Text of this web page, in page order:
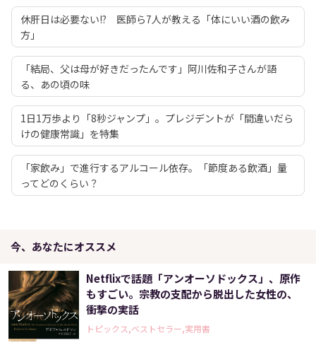
休肝日は必要ない!? 医師ら7人が教える「体にいい酒の飲み
方」
「結局、父は母が好きだったんです」阿川佐和子さんが語
る、あの頃の味
1日1万歩より「8秒ジャンプ」。プレジデントが「間違いだら
けの健康常識」を特集
「家飲み」で進行するアルコール依存。「節度ある飲酒」量
ってどのくらい？
今、あなたにオススメ
Netflixで話題「アンオーソドックス」、原作
もすごい。宗教の支配から脱出した女性の、
衝撃の実話
トピックス,ベストセラー,実用書